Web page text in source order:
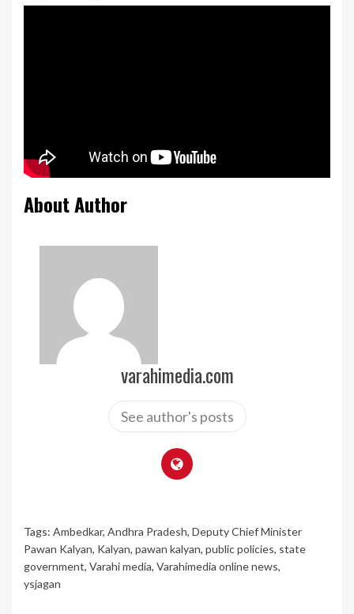
About Author
varahimedia.com
See author's posts
Tags: Ambedkar, Andhra Pradesh, Deputy Chief Minister
Pawan Kalyan, Kalyan, pawan kalyan, public policies, state
government, Varahi media, Varahimedia online news,
ysjagan